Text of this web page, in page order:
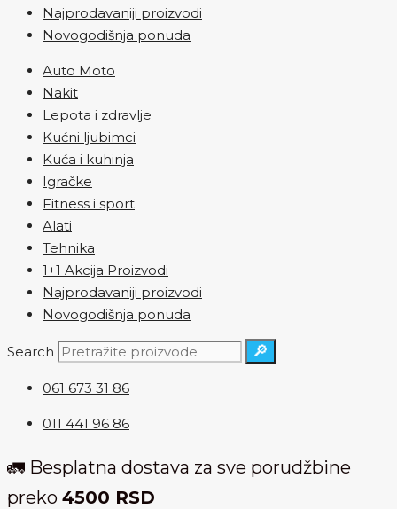
Najprodavaniji proizvodi
Novogodišnja ponuda
Auto Moto
Nakit
Lepota i zdravlje
Kućni ljubimci
Kuća i kuhinja
Igračke
Fitness i sport
Alati
Tehnika
1+1 Akcija Proizvodi
Najprodavaniji proizvodi
Novogodišnja ponuda
Search 🔎
061 673 31 86
011 441 96 86
🚛 Besplatna dostava za sve porudžbine
preko 4500 RSD